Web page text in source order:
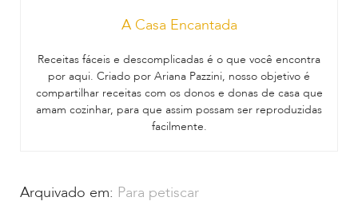
A Casa Encantada
Receitas fáceis e descomplicadas é o que você encontra
por aqui. Criado por Ariana Pazzini, nosso objetivo é
compartilhar receitas com os donos e donas de casa que
amam cozinhar, para que assim possam ser reproduzidas
facilmente.
Arquivado em: Para petiscar